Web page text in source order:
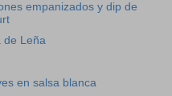
empanizados y dip de
de Leña
en salsa blanca